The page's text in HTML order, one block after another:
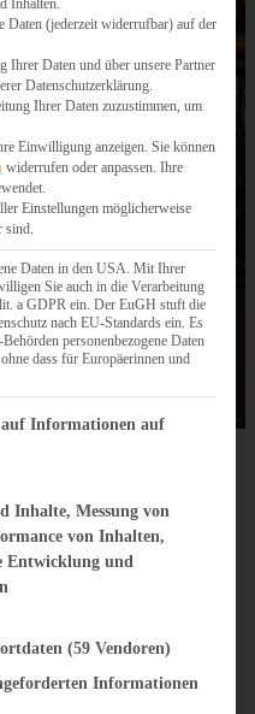
Gelingen
Walnüssen
übrigens bei allen
zu kneten und bitte die
die Nüsse für den
wird er bröselig und
Daten (jederzeit widerrufbar) auf der
Ihrer Daten und über unsere Partner
Datenschutzerklärung.
Ihrer Daten zuzustimmen, um
Einwilligung anzeigen. Sie können
widerrufen oder anpassen. Ihre
Einstellungen möglicherweise
sind.
Daten in den USA. Mit Ihrer
Sie auch in die Verarbeitung
a GDPR ein. Der EuGH stuft die
nach EU-Standards ein. Es
personenbezogene Daten
dass für Europäerinnen und
des IAB Transparency and Consent
Informationen auf
Inhalte, Messung von
von Inhalten,
Entwicklung und
(59 Vendoren)
Informationen